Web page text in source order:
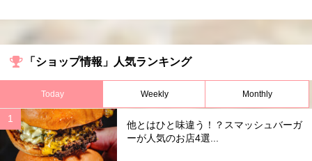
「ショップ情報」人気ランキング
Today Weekly Monthly
他とはひと味違う！？スマッシュバーガ
ーが人気のお店4選...